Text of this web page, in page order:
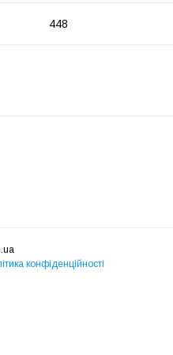
448
конфіденційності